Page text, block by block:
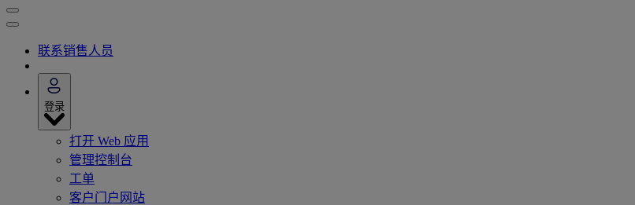
联系销售人员
登录
打开 Web 应用
管理控制台
工单
客户门户网站